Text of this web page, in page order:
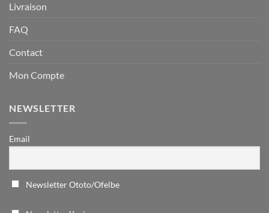
Livraison
FAQ
Contact
Mon Compte
NEWSLETTER
Email
Newsletter Ototo/Ofelbe